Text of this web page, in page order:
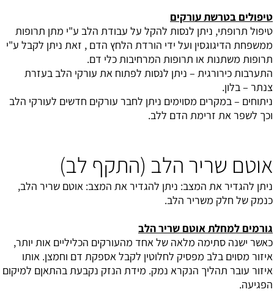
טיפולים בטרשת עורקים
טיפול תרופתי, ניתן לנסות להקל על עבודת הלב ע"י מתן תרופות
ממשפחת הדיגוגסין ועל ידי הורדת הלחץ הדם , זאת ניתן לקבל ע"י
תרופות משתנות או תרופות המרחיבות כלי דם.
התערבות כירורגית – ניתן לנסות לפתוח את עורקי הלב בעזרת
צנתר – בלון.
ניתוחים – במקרים מסוימים ניתן לחבר עורקים חדשים לעורקי הלב
וכך לשפר את זרימת הדם ללב.
אוטם שריר הלב (התקף לב)
ניתן להגדיר את המצב: ניתן להגדיר את המצב: אוטם שריר הלב,
כנמק של חלק משריר הלב.
גורמים למחלת אוטם שריר הלב
כאשר ישנה סתימה מלאה של אחד מהעורקים הכליליים אות יותר,
איזור מסוים בלב מפסיק לחלוטין לקבל אספקת דם וחמצן. אותו
איזור עובר תהליך הנקרא נמק. מידת הנזק נקבעת בהתאןם למיקום
הפגיעה.